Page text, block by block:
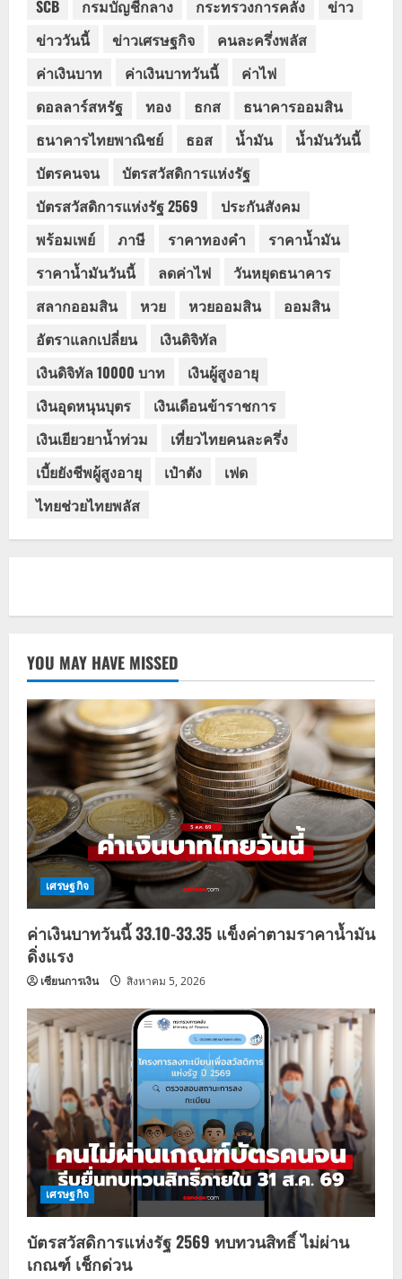
SCB กรมบัญชีกลาง กระทรวงการคลัง
ข่าว
ข่าววันนี้
ข่าวเศรษฐกิจ
คนละครึ่งพลัส
ค่าเงินบาท
ค่าเงินบาทวันนี้
ค่าไฟ
ดอลลาร์สหรัฐ
ทอง ธกส
ธนาคารออมสิน
ธนาคารไทยพาณิชย์
ธอส น้ำมัน
น้ำมันวันนี้
บัตรคนจน
บัตรสวัสดิการแห่งรัฐ
บัตรสวัสดิการแห่งรัฐ 2569
ประกันสังคม
พร้อมเพย์
ภาษี ราคาทองคำ
ราคาน้ำมัน
ราคาน้ำมันวันนี้
ลดค่าไฟ
วันหยุดธนาคาร
สลากออมสิน
หวย หวยออมสิน
ออมสิน
อัตราแลกเปลี่ยน
เงินดิจิทัล
เงินดิจิทัล 10000 บาท
เงินผู้สูงอายุ
เงินอุดหนุนบุตร
เงินเดือนข้าราชการ
เงินเยียวยาน้ำท่วม
เที่ยวไทยคนละครึ่ง
เบี้ยยังชีพผู้สูงอายุ
เป๋าตัง
เฟด
ไทยช่วยไทยพลัส
YOU MAY HAVE MISSED
เศรษฐกิจ
ค่าเงินบาทวันนี้ 33.10-33.35 แข็งค่าตามราคาน้ำมัน
ดิ่งแรง
เซียนการเงิน สิงหาคม 5, 2026
เศรษฐกิจ
บัตรสวัสดิการแห่งรัฐ 2569 ทบทวนสิทธิ์ ไม่ผ่าน
เกณฑ์ เช็กด่วน